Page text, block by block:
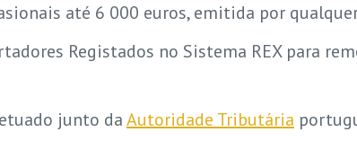
até 6 000 euros, emitida por
Registados no Sistema REX para
junto daAutoridade Tributária